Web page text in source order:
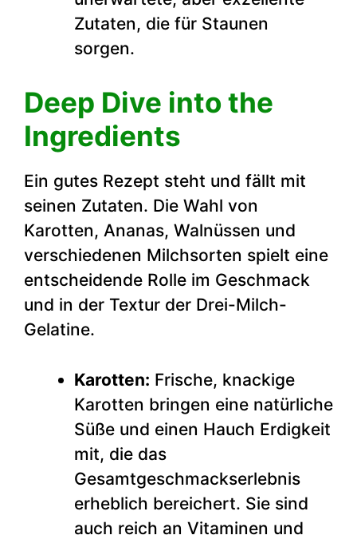
Zutaten, die für Staunen
sorgen.
Deep Dive into the
Ingredients
Ein gutes Rezept steht und fällt mit
seinen Zutaten. Die Wahl von
Karotten, Ananas, Walnüssen und
verschiedenen Milchsorten spielt eine
entscheidende Rolle im Geschmack
und in der Textur der Drei-Milch-
Gelatine.
Karotten: Frische, knackige
Karotten bringen eine natürliche
Süße und einen Hauch Erdigkeit
mit, die das
Gesamtgeschmackserlebnis
erheblich bereichert. Sie sind
auch reich an Vitaminen und